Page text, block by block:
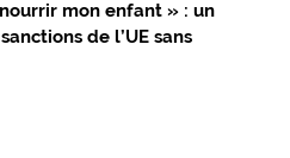
mon enfant » : un
de l’UE sans